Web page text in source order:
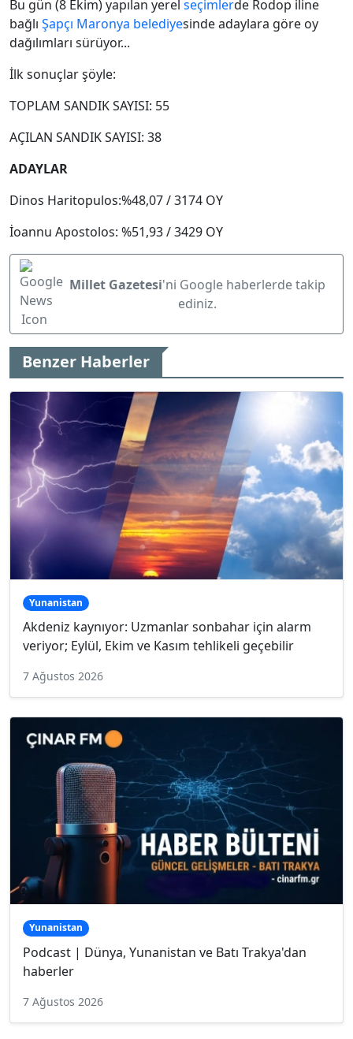
Bu gün (8 Ekim) yapılan yerel seçimlerde Rodop iline
bağlı Şapçı Maronya belediyesinde adaylara göre oy
dağılımları sürüyor...
İlk sonuçlar şöyle:
TOPLAM SANDIK SAYISI: 55
AÇILAN SANDIK SAYISI: 38
ADAYLAR
Dinos Haritopulos:%48,07 / 3174 OY
İoannu Apostolos: %51,93 / 3429 OY
Millet Gazetesi'ni Google haberlerde takip
ediniz.
Benzer Haberler
Yunanistan
Akdeniz kaynıyor: Uzmanlar sonbahar için alarm
veriyor; Eylül, Ekim ve Kasım tehlikeli geçebilir
7 Ağustos 2026
Yunanistan
Podcast | Dünya, Yunanistan ve Batı Trakya'dan
haberler
7 Ağustos 2026